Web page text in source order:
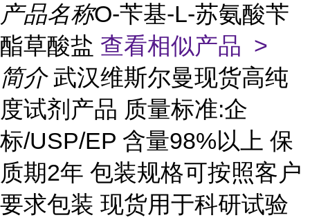
产品名称O-苄基-L-苏氨酸苄
酯草酸盐 查看相似产品 >
简介 武汉维斯尔曼现货高纯
度试剂产品 质量标准:企
标/USP/EP 含量98%以上 保
质期2年 包装规格可按照客户
要求包装 现货用于科研试验